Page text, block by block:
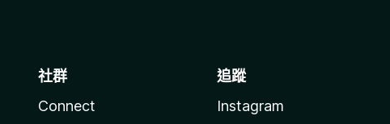
社群
Connect
追蹤
Instagram